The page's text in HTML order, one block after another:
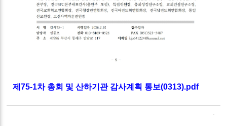
제75-1차 총회 및 산하기관 감사계획 통보(0313).pdf